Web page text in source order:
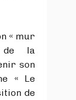
« mur
de la
son
« Le
de